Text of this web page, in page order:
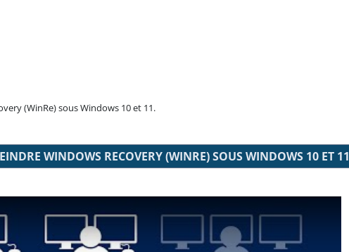
(WinRe) sous Windows 10 et 11.
WINDOWS RECOVERY (WINRE) SOUS WINDOWS 10 ET 11